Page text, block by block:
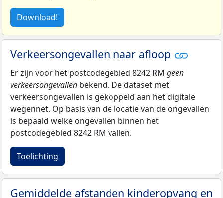
Download!
Verkeersongevallen naar afloop
Er zijn voor het postcodegebied 8242 RM geen
verkeersongevallen bekend. De dataset met
verkeersongevallen is gekoppeld aan het digitale
wegennet. Op basis van de locatie van de ongevallen
is bepaald welke ongevallen binnen het
postcodegebied 8242 RM vallen.
Toelichting
Gemiddelde afstanden kinderopvang en